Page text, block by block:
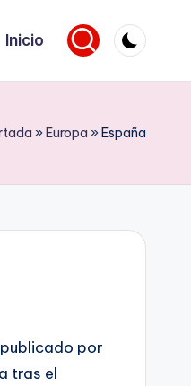
Inicio
»Europa »España
por
tras el